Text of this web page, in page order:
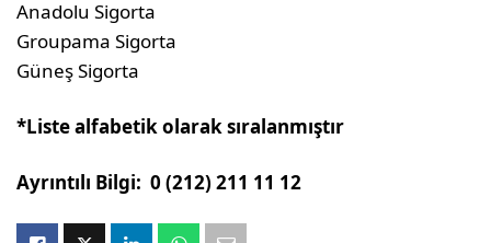
Anadolu Sigorta
Groupama Sigorta
Güneş Sigorta
*Liste alfabetik olarak sıralanmıştır
Ayrıntılı Bilgi: 0 (212) 211 11 12